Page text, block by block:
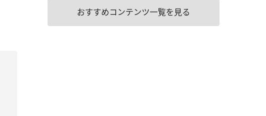
おすすめコンテンツ一覧を見る